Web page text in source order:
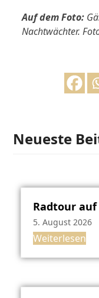
Auf dem Foto:
Nachtwächter.
Neueste
Radtour auf
5. August 2026
Weiterlesen